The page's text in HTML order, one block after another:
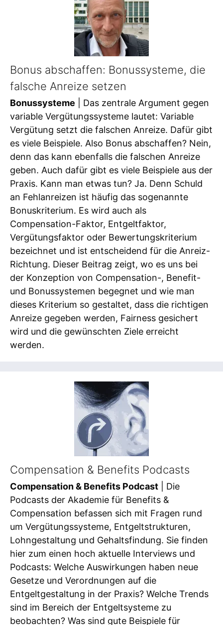
Bonus abschaffen: Bonussysteme, die
falsche Anreize setzen
Bonussysteme | Das zentrale Argument gegen
variable Vergütungssysteme lautet: Variable
Vergütung setzt die falschen Anreize. Dafür gibt
es viele Beispiele. Also Bonus abschaffen? Nein,
denn das kann ebenfalls die falschen Anreize
geben. Auch dafür gibt es viele Beispiele aus der
Praxis. Kann man etwas tun? Ja. Denn Schuld
an Fehlanreizen ist häufig das sogenannte
Bonuskriterium. Es wird auch als
Compensation-Faktor, Entgeltfaktor,
Vergütungsfaktor oder Bewertungskriterium
bezeichnet und ist entscheidend für die Anreiz-
Richtung. Dieser Beitrag zeigt, wo es uns bei
der Konzeption von Compensation-, Benefit-
und Bonussystemen begegnet und wie man
dieses Kriterium so gestaltet, dass die richtigen
Anreize gegeben werden, Fairness gesichert
wird und die gewünschten Ziele erreicht
werden.
Compensation & Benefits Podcasts
Compensation & Benefits Podcast | Die
Podcasts der Akademie für Benefits &
Compensation befassen sich mit Fragen rund
um Vergütungssysteme, Entgeltstrukturen,
Lohngestaltung und Gehaltsfindung. Sie finden
hier zum einen hoch aktuelle Interviews und
Podcasts: Welche Auswirkungen haben neue
Gesetze und Verordnungen auf die
Entgeltgestaltung in der Praxis? Welche Trends
sind im Bereich der Entgeltsysteme zu
beobachten? Was sind gute Beispiele für